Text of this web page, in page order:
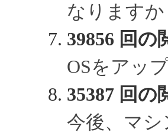
なりますか
39856 回の
OSをアッ
35387 回の
今後、マ